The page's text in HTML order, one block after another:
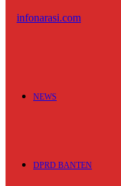
NEWS
DPRD BANTEN